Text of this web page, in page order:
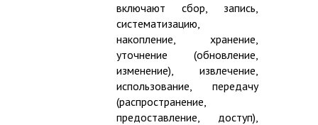
включают сбор, запись,
систематизацию,
накопление, хранение,
уточнение (обновление,
изменение), извлечение,
использование, передачу
(распространение,
предоставление, доступ),